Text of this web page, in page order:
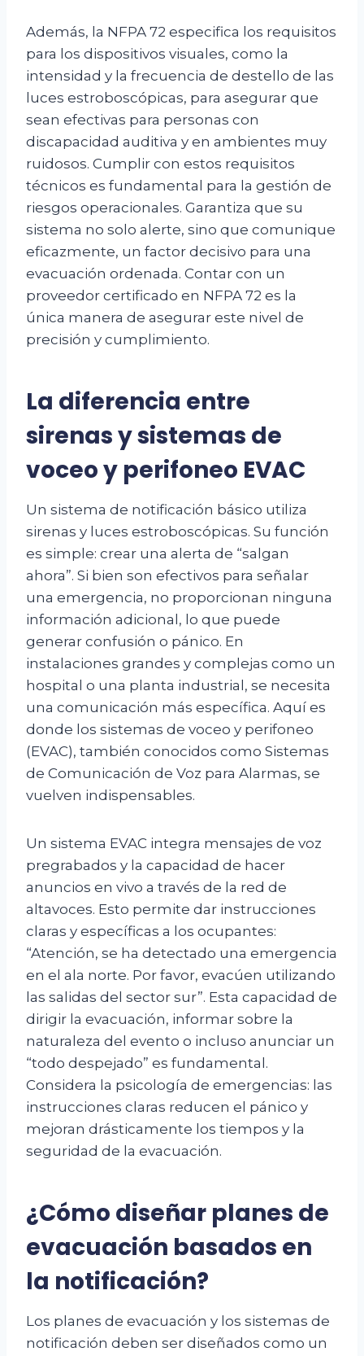
Además, la NFPA 72 especifica los requisitos
para los dispositivos visuales, como la
intensidad y la frecuencia de destello de las
luces estroboscópicas, para asegurar que
sean efectivas para personas con
discapacidad auditiva y en ambientes muy
ruidosos. Cumplir con estos requisitos
técnicos es fundamental para la gestión de
riesgos operacionales. Garantiza que su
sistema no solo alerte, sino que comunique
eficazmente, un factor decisivo para una
evacuación ordenada. Contar con un
proveedor certificado en NFPA 72 es la
única manera de asegurar este nivel de
precisión y cumplimiento.
La diferencia entre
sirenas y sistemas de
voceo y perifoneo EVAC
Un sistema de notificación básico utiliza
sirenas y luces estroboscópicas. Su función
es simple: crear una alerta de “salgan
ahora”. Si bien son efectivos para señalar
una emergencia, no proporcionan ninguna
información adicional, lo que puede
generar confusión o pánico. En
instalaciones grandes y complejas como un
hospital o una planta industrial, se necesita
una comunicación más específica. Aquí es
donde los sistemas de voceo y perifoneo
(EVAC), también conocidos como Sistemas
de Comunicación de Voz para Alarmas, se
vuelven indispensables.
Un sistema EVAC integra mensajes de voz
pregrabados y la capacidad de hacer
anuncios en vivo a través de la red de
altavoces. Esto permite dar instrucciones
claras y específicas a los ocupantes:
“Atención, se ha detectado una emergencia
en el ala norte. Por favor, evacúen utilizando
las salidas del sector sur”. Esta capacidad de
dirigir la evacuación, informar sobre la
naturaleza del evento o incluso anunciar un
“todo despejado” es fundamental.
Considera la psicología de emergencias: las
instrucciones claras reducen el pánico y
mejoran drásticamente los tiempos y la
seguridad de la evacuación.
¿Cómo diseñar planes de
evacuación basados en
la notificación?
Los planes de evacuación y los sistemas de
notificación deben ser diseñados como un